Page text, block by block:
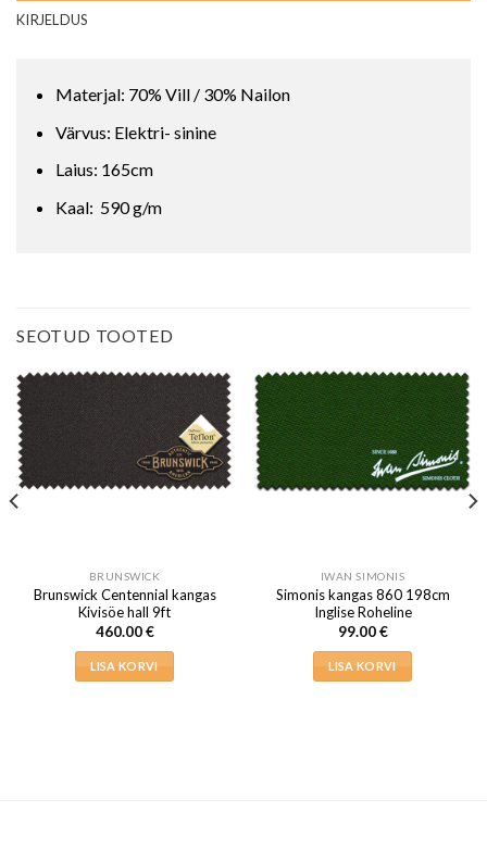
KIRJELDUS
Materjal: 70% Vill / 30% Nailon
Värvus: Elektri- sinine
Laius: 165cm
Kaal: 590 g/m
SEOTUD TOOTED
BRUNSWICK
Brunswick Centennial kangas
Kivisöe hall 9ft
460.00€
LISA KORVI
IWAN SIMONIS
Simonis kangas 860 198cm
Inglise Roheline
99.00€
LISA KORVI